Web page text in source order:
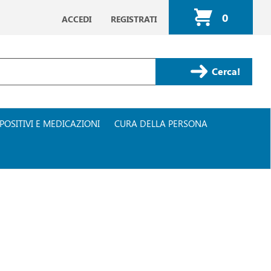
ACCEDI REGISTRATI 0
ARTICOLI
INSERITI
Cerca Prodotto
E MEDICAZIONI CURA DELLA PERSONA